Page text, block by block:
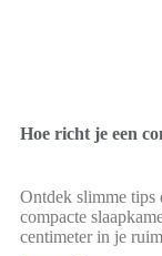
Hoe richt je een
Ontdek slimme tips
compacte
centimeter in je